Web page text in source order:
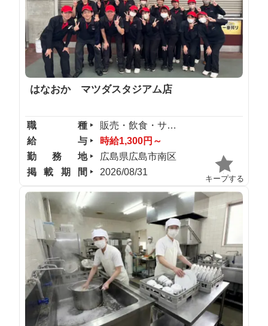
はなおか マツダスタジアム店
職種
販売・飲食・サービス
給与
時給1,300円～
勤務地
広島県広島市南区
掲載期間
2026/08/31
キープする